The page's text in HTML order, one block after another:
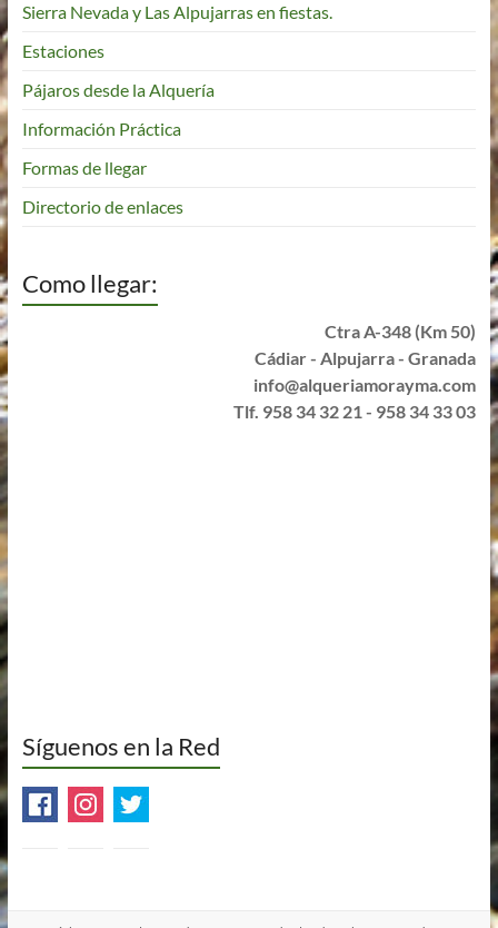
Sierra Nevada y Las Alpujarras en fiestas.
Estaciones
Pájaros desde la Alquería
Información Práctica
Formas de llegar
Directorio de enlaces
Como llegar:
Ctra A-348 (Km 50)
Cádiar - Alpujarra - Granada
info@alqueriamorayma.com
Tlf. 958 34 32 21 - 958 34 33 03
Síguenos en la Red